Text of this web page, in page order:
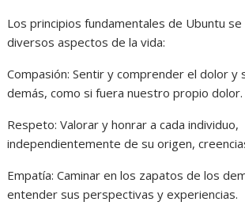
Los principios fundamentales de Ubuntu
diversos aspectos de la vida:
Compasión: Sentir y comprender el dolor y
demás, como si fuera nuestro propio dolor.
Respeto: Valorar y honrar a cada individuo,
independientemente de su origen,
Empatía: Caminar en los zapatos de los
entender sus perspectivas y experiencias.